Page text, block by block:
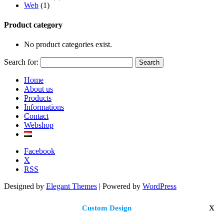
Web (1)
Product category
No product categories exist.
Search for:
Home
About us
Products
Informations
Contact
Webshop
Facebook
X
RSS
Designed by Elegant Themes | Powered by WordPress
Custom Design x